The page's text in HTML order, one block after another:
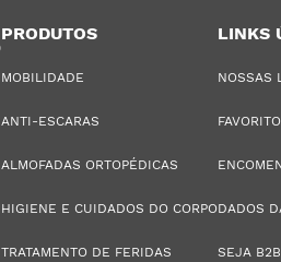
PRODUTOS
MOBILIDADE
ANTI-ESCARAS
ALMOFADAS ORTOPÉDICAS
HIGIENE E CUIDADOS DO CORPO
TRATAMENTO DE FERIDAS
LINKS
NOSSAS
DADOS
SEJA B2B